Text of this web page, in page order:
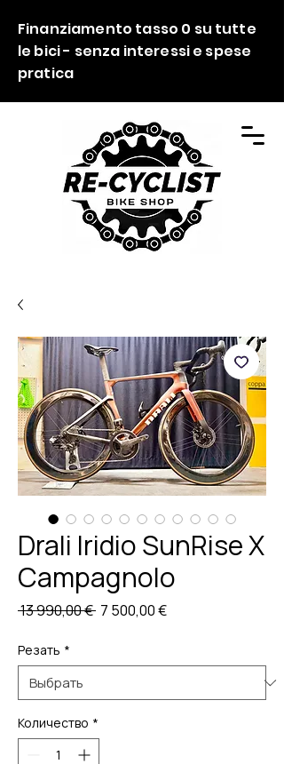
Finanziamento tasso 0 su tutte
le bici - senza interessi e spese
pratica
Drali Iridio SunRise X
Campagnolo
13 990,00 € Обычная
7 500,00 €Спеццена
Резать *
Количество *